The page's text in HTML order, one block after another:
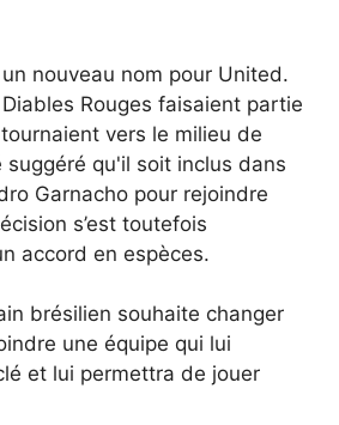
un nouveau nom pour United.
Rouges faisaient partie
vers le milieu de
qu'il soit inclus dans
Garnacho pour rejoindre
s’est toutefois
accord en espèces.
brésilien souhaite changer
une équipe qui lui
et lui permettra de jouer